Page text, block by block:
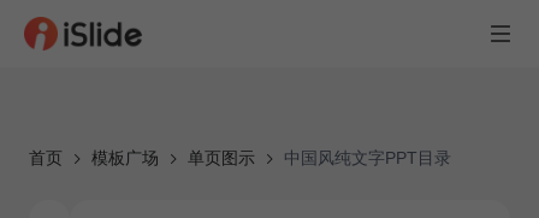
首页 模板广场 单页图示 中国风纯文字PPT目录